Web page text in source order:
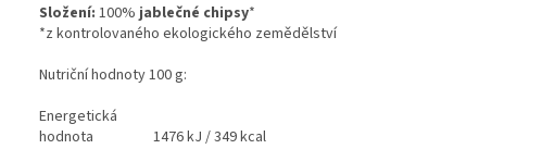
Složení: 100% jablečné chipsy*
*z kontrolovaného ekologického zemědělství
Nutriční hodnoty 100 g:
Energetická
hodnota
1476 kJ / 349 kcal